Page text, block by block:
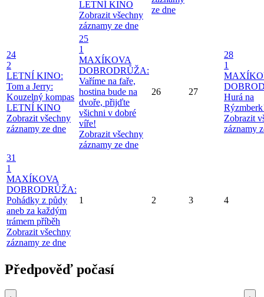
LETNÍ KINO
Zobrazit všechny
záznamy ze dne
ze dne
24
2
LETNÍ KINO:
Tom a Jerry:
Kouzelný kompas
LETNÍ KINO
Zobrazit všechny
záznamy ze dne
25
1
MAXÍKOVA
DOBRODRŮŽA:
Vaříme na faře,
hostina bude na
dvoře, přijďte
všichni v dobré
víře!
Zobrazit všechny
záznamy ze dne
26 27
28
1
Hurá na
Zobrazit
záznamy
31
1
MAXÍKOVA
DOBRODRŮŽA:
Pohádky z půdy
aneb za každým
trámem příběh
Zobrazit všechny
záznamy ze dne
1 2 3 4
Předpověď počasí